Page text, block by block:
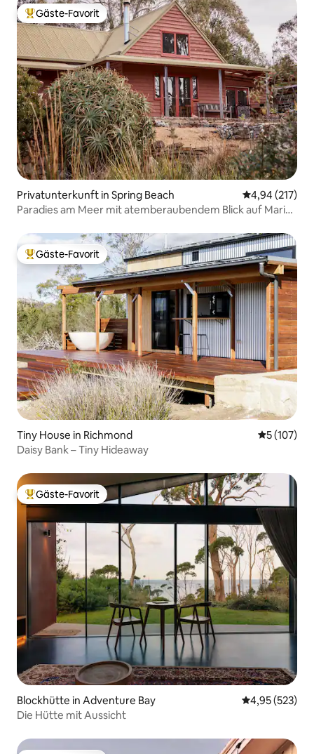
Beliebter Gäste-Favorit.
Gäste-Favorit
Privatunterkunft in Spring Beach
4,94 (217)
Paradies am Meer mit atemberaubendem Blick auf Maria
Beliebter Gäste-Favorit.
Gäste-Favorit
Tiny House in Richmond
5 (107)
Daisy Bank – Tiny Hideaway
Beliebter Gäste-Favorit.
Gäste-Favorit
Blockhütte in Adventure Bay
4,95 (523)
Die Hütte mit Aussicht